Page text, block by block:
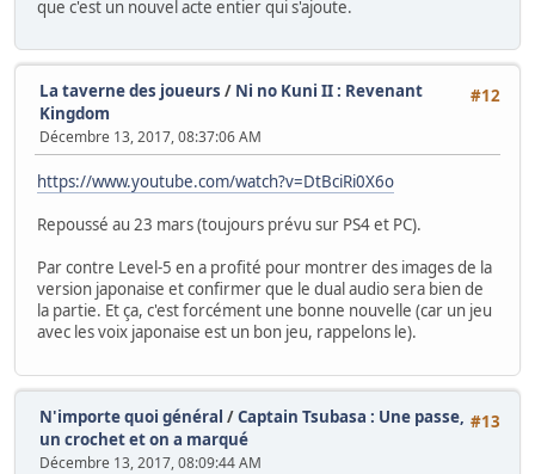
que c'est un nouvel acte entier qui s'ajoute.
#12
La taverne des joueurs / Ni no Kuni II : Revenant
Kingdom
Décembre 13, 2017, 08:37:06 AM
https://www.youtube.com/watch?v=DtBciRi0X6o
Repoussé au 23 mars (toujours prévu sur PS4 et PC).
Par contre Level-5 en a profité pour montrer des images de la
version japonaise et confirmer que le dual audio sera bien de
la partie. Et ça, c'est forcément une bonne nouvelle (car un jeu
avec les voix japonaise est un bon jeu, rappelons le).
#13
N'importe quoi général /Captain Tsubasa : Une passe,
un crochet et on a marqué
Décembre 13, 2017, 08:09:44 AM